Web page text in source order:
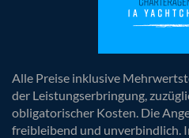
Alle Preise inklusive
der Leistungserbringung,
obligatorischer Kosten. Die
freibleibend und unverbindlich.